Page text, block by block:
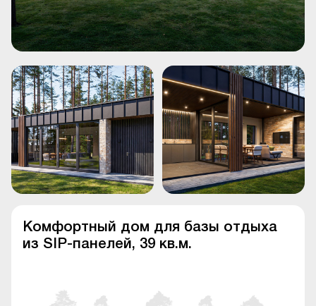
Комфортный дом для базы отдыха
из SIP-панелей, 39 кв.м.